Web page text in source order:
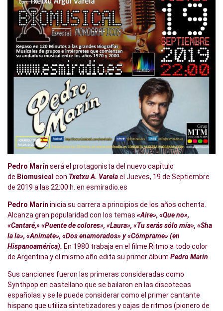
Pedro Marín será el protagonista del nuevo capítulo
de Biomusical con Txetxu A. Varelael Jueves, 19 de Septiembre
de 2019 a las 22:00 h. en esmiradio.es
Pedro Marín inicia su carrera a principios de los años ochenta.
Alcanza gran popularidad con los temas «Aire», «Que no»,
«Cantaré,» «Puente de colores», «Laura», «Tu serás sólo mía», «Sha
la la», «Anímate», «Dos enamorados» y «Cómprame» (en
Hispanoamérica). En 1980 trabaja en el filme Ritmo a todo color
de Argentina y el mismo año edita su primer álbum Pedro Marín
Sus canciones fueron las primeras consideradas como
Synthpop en castellano que se bailaron en las discotecas
españolas y se le puede considerar como el primer cantante
hispano que utiliza sintetizadores y cajas de ritmos (pionero de